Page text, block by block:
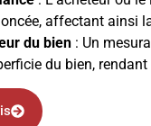
affectant ainsi
du bien : Un
du bien,